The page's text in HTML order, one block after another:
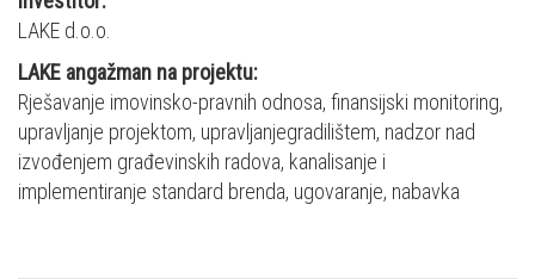
LAKE d.o.o.
LAKE angažman na projektu:
Rješavanje imovinsko-pravnih odnosa, finansijski monitoring,
upravljanje projektom, upravljanjegradilištem, nadzor nad
izvođenjem građevinskih radova, kanalisanje i
implementiranje standard brenda, ugovaranje, nabavka